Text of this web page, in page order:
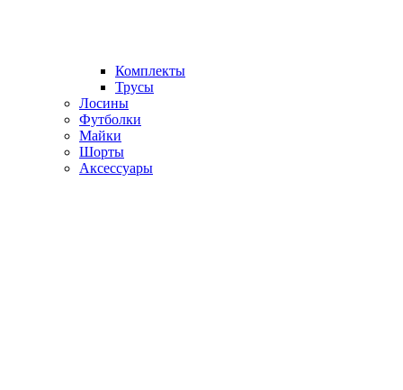
Комплекты
Трусы
Лосины
Футболки
Майки
Шорты
Аксессуары